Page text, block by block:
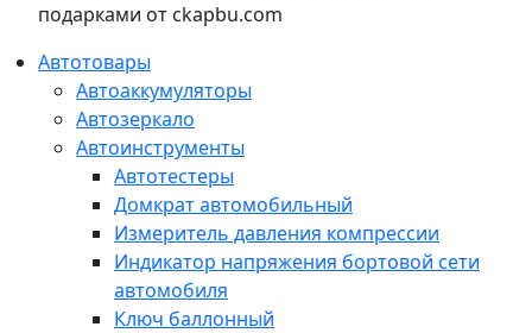
подарками от ckapbu.com
Автотовары
Автоаккумуляторы
Автозеркало
Автоинструменты
Автотестеры
Домкрат автомобильный
Измеритель давления компрессии
Индикатор напряжения бортовой сети
автомобиля
Ключ баллонный